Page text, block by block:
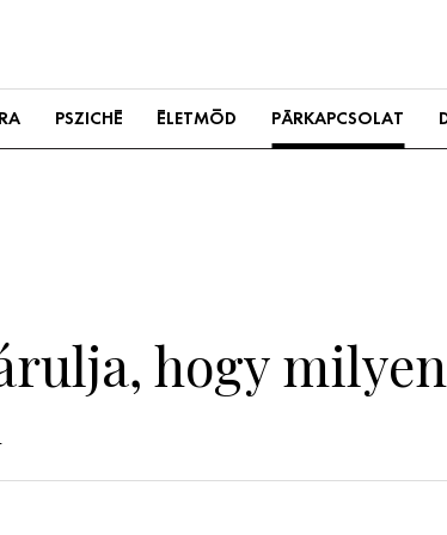
PSZICHÉ ÉLETMÓD PÁRKAPCSOLAT
hogy